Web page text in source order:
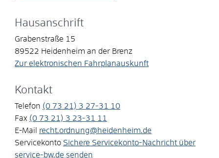
Hausanschrift
Grabenstraße 15
89522 Heidenheim an der Brenz
Zur elektronischen Fahrplanauskunft
Kontakt
Telefon (0 73 21) 3 27-31
10
Fax (0 73 21) 3 23-31
11
E-Mail
recht.ordnung@heidenheim.de
Servicekonto Sichere Servicekonto-Nachricht über
service-bw.de senden